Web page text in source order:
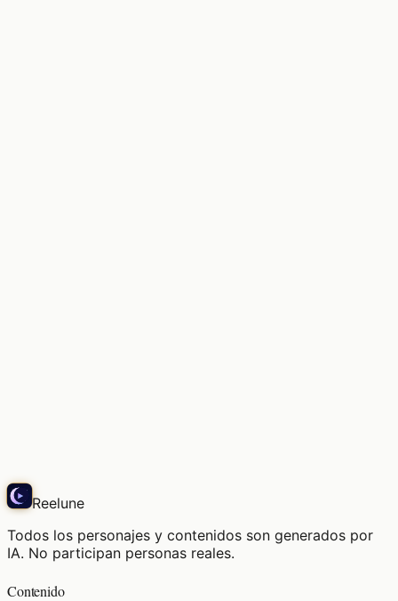
Reelune
Todos los personajes y contenidos son generados por
IA. No participan personas reales.
Contenido